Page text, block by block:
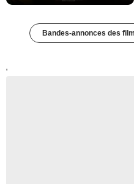
Bandes-annonces des
'